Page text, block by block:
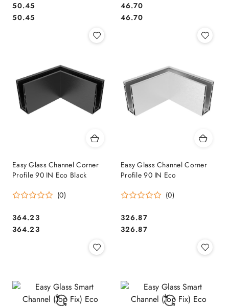
Cena:
50.45
Cena:
50.45 Cena:
46.70
Cena:
46.70
Easy Glass Channel Corner
Profile 90 IN Eco Black
(0)
Cena:
364.23
Cena:
364.23
Easy Glass Channel Corner
Profile 90 IN Eco
(0)
Cena:
326.87
Cena:
326.87